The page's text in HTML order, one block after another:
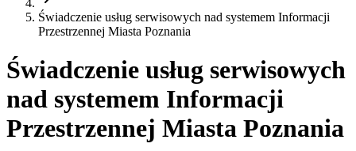
Świadczenie usług serwisowych nad systemem Informacji
Przestrzennej Miasta Poznania
Świadczenie usług serwisowych
nad systemem Informacji
Przestrzennej Miasta Poznania